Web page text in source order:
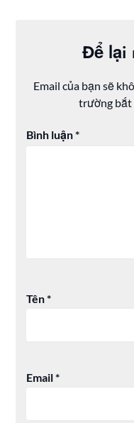
Để lại
Email của bạn sẽ
trường bắt
Bình luận*
Tên*
Email*